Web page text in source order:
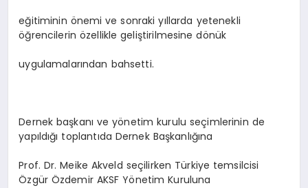
eğitiminin önemi ve sonraki yıllarda yetenekli
öğrencilerin özellikle geliştirilmesine dönük
uygulamalarından bahsetti.
Dernek başkanı ve yönetim kurulu seçimlerinin de
yapıldığı toplantıda Dernek Başkanlığına
Prof. Dr. Meike Akveld seçilirken Türkiye temsilcisi
Özgür Özdemir AKSF Yönetim Kuruluna